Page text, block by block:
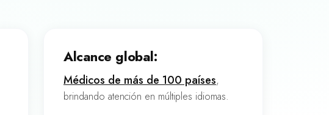
Alcance global:
Médicos de más de 100 países,
brindando atención en múltiples idiomas.